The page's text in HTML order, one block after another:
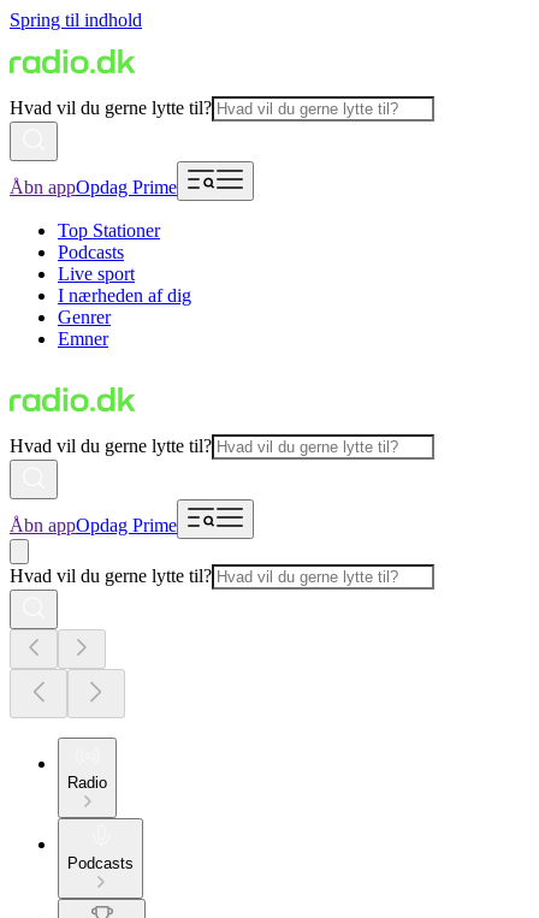
Spring til indhold
Hvad vil du gerne lytte til?
Åbn appOpdag Prime
Top Stationer
Podcasts
Live sport
I nærheden af dig
Genrer
Emner
Hvad vil du gerne lytte til?
Åbn appOpdag Prime
Hvad vil du gerne lytte til?
Radio
Podcasts